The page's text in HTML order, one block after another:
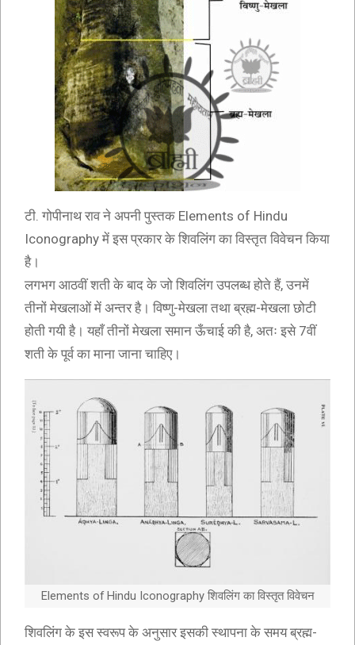
टी. गोपीनाथ राव ने अपनी पुस्तक Elements of Hindu
Iconography में इस प्रकार के शिवलिंग का विस्तृत विवेचन किया
है।
लगभग आठवीं शती के बाद के जो शिवलिंग उपलब्ध होते हैं, उनमें
तीनों मेखलाओं में अन्तर है। विष्णु-मेखला तथा ब्रह्म-मेखला छोटी
होती गयी है। यहाँ तीनों मेखला समान ऊँचाई की है, अतः इसे 7वीं
शती के पूर्व का माना जाना चाहिए।
Elements of Hindu Iconography शिवलिंग का विस्तृत विवेचन
शिवलिंग के इस स्वरूप के अनुसार इसकी स्थापना के समय ब्रह्म-